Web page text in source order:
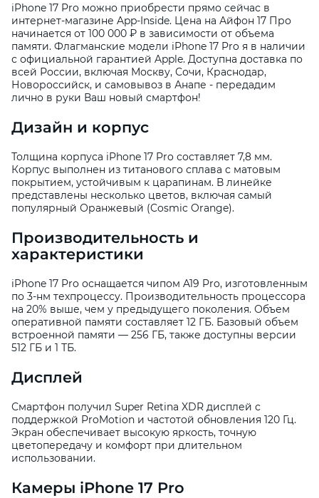
iPhone 17 Pro можно приобрести прямо сейчас в
интернет-магазине App-Inside. Цена на Айфон 17 Про
начинается от 100 000 ₽ в зависимости от объема
памяти. Флагманские модели iPhone 17 Pro я в наличии
с официальной гарантией Apple. Доступна доставка по
всей России, включая Москву, Сочи, Краснодар,
Новороссийск, и самовывоз в Анапе - передадим
лично в руки Ваш новый смартфон!
Дизайн и корпус
Толщина корпуса iPhone 17 Pro составляет 7,8 мм.
Корпус выполнен из титанового сплава с матовым
покрытием, устойчивым к царапинам. В линейке
представлены несколько цветов, включая самый
популярный Оранжевый (Cosmic Orange).
Производительность и
характеристики
iPhone 17 Pro оснащается чипом A19 Pro, изготовленным
по 3-нм техпроцессу. Производительность процессора
на 20% выше, чем у предыдущего поколения. Объем
оперативной памяти составляет 12 ГБ. Базовый объем
встроенной памяти — 256 ГБ, также доступны версии
512 ГБ и 1 ТБ.
Дисплей
Смартфон получил Super Retina XDR дисплей с
поддержкой ProMotion и частотой обновления 120 Гц.
Экран обеспечивает высокую яркость, точную
цветопередачу и комфорт при длительном
использовании.
Камеры iPhone 17 Pro